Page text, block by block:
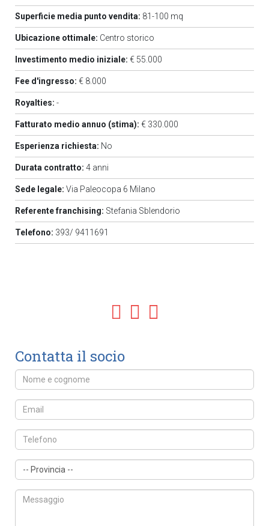
Superficie media punto vendita: 81-100 mq
Ubicazione ottimale: Centro storico
Investimento medio iniziale: € 55.000
Fee d'ingresso: € 8.000
Royalties: -
Fatturato medio annuo (stima): € 330.000
Esperienza richiesta: No
Durata contratto: 4 anni
Sede legale: Via Paleocopa 6 Milano
Referente franchising: Stefania Sblendorio
Telefono: 393/ 9411691
Contatta il socio